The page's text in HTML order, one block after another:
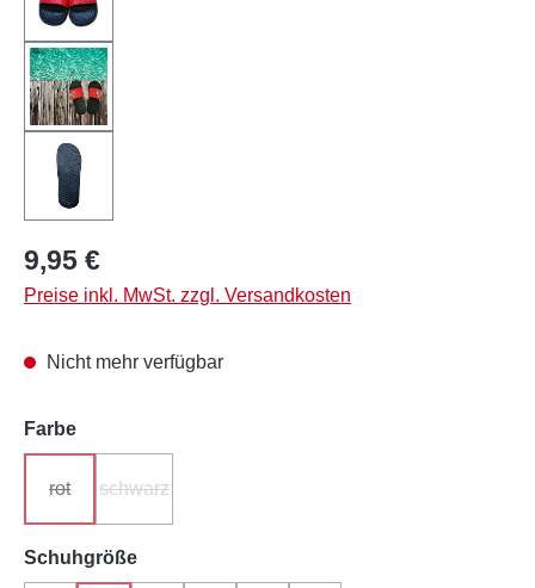
Regulärer Preis:
9,95 €
Preise inkl. MwSt. zzgl. Versandkosten
Nicht mehr verfügbar
Farbeauswählen
rot schwarz
Schuhgrößeauswählen